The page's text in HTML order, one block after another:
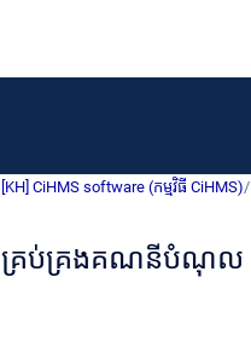
[KH] CiHMS software (កម្មវិធី CiHMS)/
គ្រប់គ្រងគណនីបំណុល